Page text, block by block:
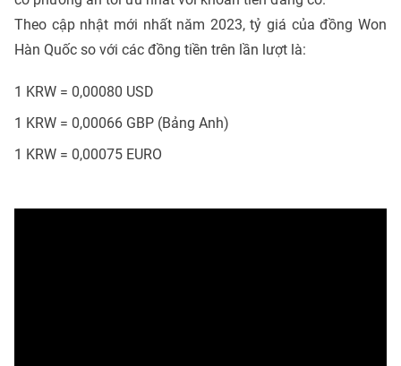
Theo cập nhật mới nhất năm 2023, tỷ giá của đồng Won
Hàn Quốc so với các đồng tiền trên lần lượt là:
1 KRW = 0,00080 USD
1 KRW = 0,00066 GBP (Bảng Anh)
1 KRW = 0,00075 EURO